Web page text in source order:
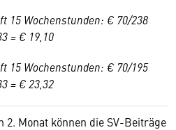
15 Wochenstunden: € 70/238
= € 19,10
15 Wochenstunden: € 70/195
= € 23,32
2. Monat können die SV-Beiträge